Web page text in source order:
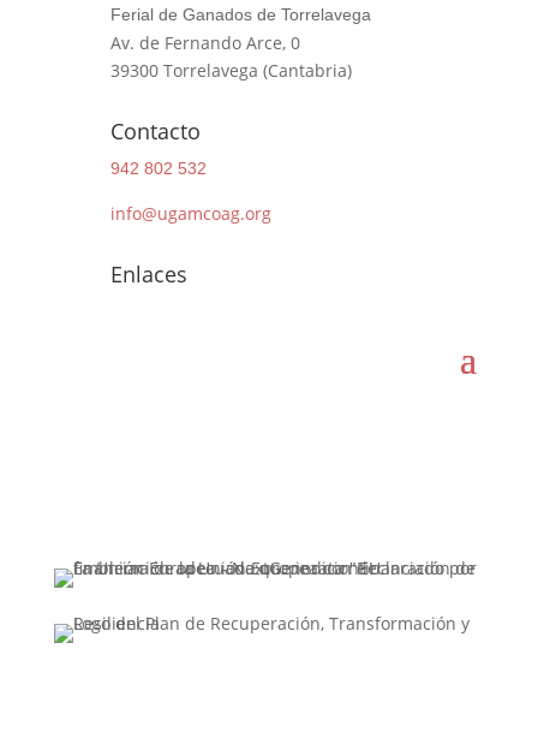
Ferial de Ganados de Torrelavega
Av. de Fernando Arce, 0
39300 Torrelavega (Cantabria)
Contacto
942 802 532
info@ugamcoag.org
Enlaces